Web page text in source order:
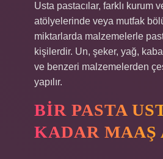
Usta pastacılar, farklı kurum
atölyelerinde veya mutfak
miktarlarda malzemelerle
kişilerdir. Un, şeker, yağ,
ve benzeri malzemelerden
yapılır.
BIR PASTA
KADAR MAAŞ